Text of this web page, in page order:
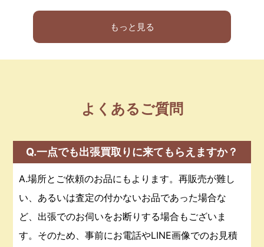
もっと見る
よくあるご質問
Q.一点でも出張買取りに来てもらえますか？
A.場所とご依頼のお品にもよります。再販売が難し
い、あるいは査定の付かないお品であった場合な
ど、出張でのお伺いをお断りする場合もございま
す。そのため、事前にお電話やLINE画像でのお見積